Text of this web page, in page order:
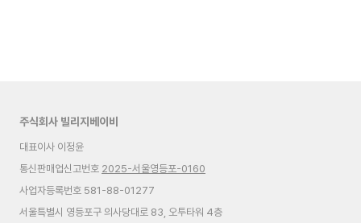
주식회사 빌리지베이비
대표이사 이정윤
통신판매업신고번호 2025-서울영등포-0160
사업자등록번호 581-88-01277
서울특별시 영등포구 의사당대로 83, 오투타워 4층